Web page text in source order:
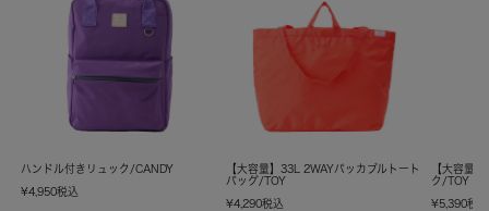
ハンドル付きリュック/CANDY
¥4,950税込
【大容量】33L 2WAYパッカブルトート
バッグ/TOY
¥4,290税込
【大容量
ク/TOY
¥5,390税込